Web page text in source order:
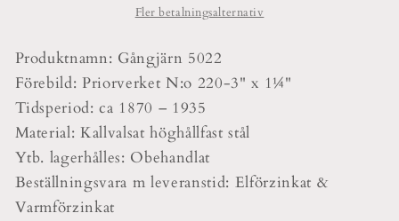
Fler betalningsalternativ
Produktnamn: Gångjärn 5022
Förebild: Priorverket N:o 220-3" x 1¼"
Tidsperiod: ca 1870 – 1935
Material: Kallvalsat höghållfast stål
Ytb. lagerhålles: Obehandlat
Beställningsvara m leveranstid: Elförzinkat &
Varmförzinkat